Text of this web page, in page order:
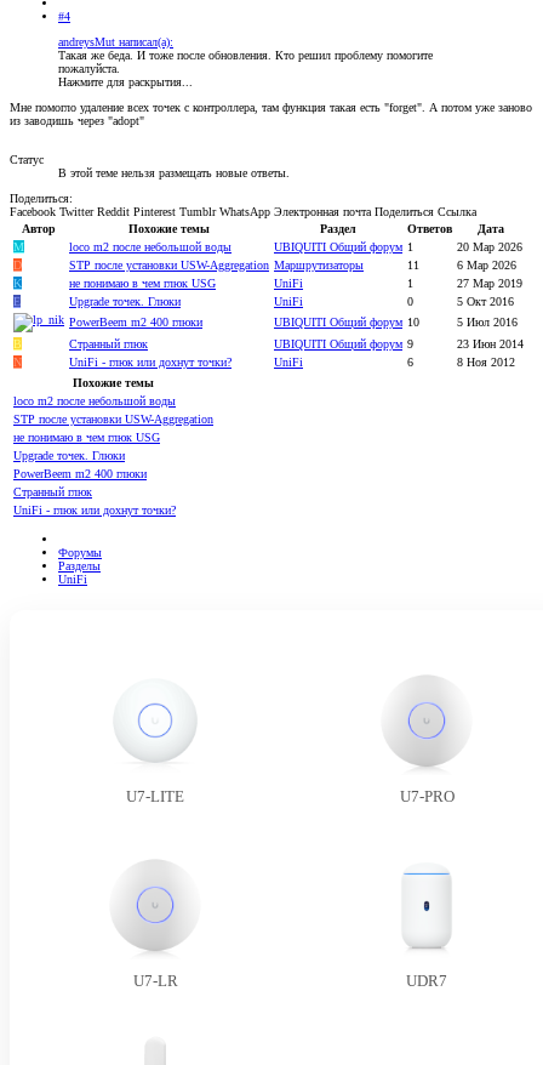
#4
andreysMut написал(а):
Такая же беда. И тоже после обновления. Кто решил проблему помогите
пожалуйста.
Нажмите для раскрытия...
Мне помогло удаление всех точек с контроллера, там функция такая есть "forget". А потом уже заново
из заводишь через "adopt"
Статус
В этой теме нельзя размещать новые ответы.
Поделиться:
Facebook Twitter Reddit Pinterest Tumblr WhatsApp Электронная почта Поделиться Ссылка
Автор
Похожие темы Раздел Ответов
Дата
M
loco m2 после небольшой воды UBIQUITI Общий форум 1
20 Мар 2026
D
STP после установки USW-Aggregation Маршрутизаторы 11
6 Мар 2026
K
не понимаю в чем глюк USG UniFi 1
27 Мар 2019
E
Upgrade точек. Глюки UniFi 0
5 Окт 2016
PowerBeem m2 400 глюки
UBIQUITI Общий форум 10
5 Июл 2016
B
Странный глюк UBIQUITI Общий форум 9
23 Июн 2014
N
UniFi - глюк или дохнут точки? UniFi 6
8 Ноя 2012
Похожие темы
loco m2 после небольшой воды
STP после установки USW-Aggregation
не понимаю в чем глюк USG
Upgrade точек. Глюки
PowerBeem m2 400 глюки
Странный глюк
UniFi - глюк или дохнут точки?
Форумы
Разделы
UniFi
U7-LITE U7-PRO
U7-LR UDR7